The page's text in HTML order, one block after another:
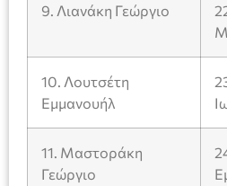
9. Λιανάκη Γεώργιο
10. Λουτσέτη
Εμμανουήλ
11. Μαστοράκη
Γεώργιο